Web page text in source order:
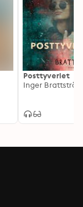
Posttyveriet
Inger